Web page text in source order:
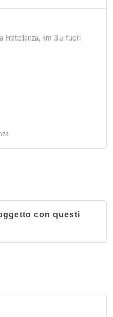
Fratellanza, km 3.5 fuori
con questi